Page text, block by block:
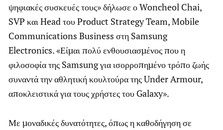
ψηφιακές συσκευές τους» δήλωσε ο Woncheol Chai,
SVP και Head του Product Strategy Team, Mobile
Communications Business στη Samsung
Electronics. «Είμαι πολύ ενθουσιασμένος που η
φιλοσοφία της Samsung για ισορροπημένο τρόπο ζωής
συναντά την αθλητική κουλτούρα της Under Armour,
αποκλειστικά για τους χρήστες του Galaxy».
Με μοναδικές δυνατότητες, όπως η καθοδήγηση σε